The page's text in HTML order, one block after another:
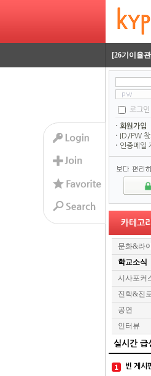
[26기정재
[26기김담
[26기이율
[26기김담
[26기김담
[26기정재
[26기이율
[26기김담
[26기김담
로그인
회원가입
ID/PW 찾
인증메일
카테고리
문화&라
학교소식
시사포커
진학&진
공연
인터뷰
실시간 급
빈 게시
Sketchbook5, 스
Sketchbook5,
Sketchbook5, 스
Sketchbook5,